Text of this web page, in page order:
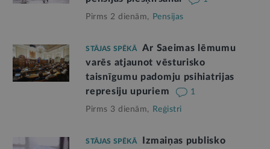
Pirms 2 dienām, Pensijas
STĀJAS SPĒKĀ
Ar Saeimas lēmumu
varēs atjaunot vēsturisko
taisnīgumu padomju psihiatrijas
represiju upuriem
1
Pirms 3 dienām, Reģistri
STĀJAS SPĒKĀ
Izmaiņas publisko